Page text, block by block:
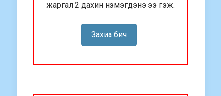
жаргал 2 дахин нэмэгдэнэ ээ гэж.
Захиа бич